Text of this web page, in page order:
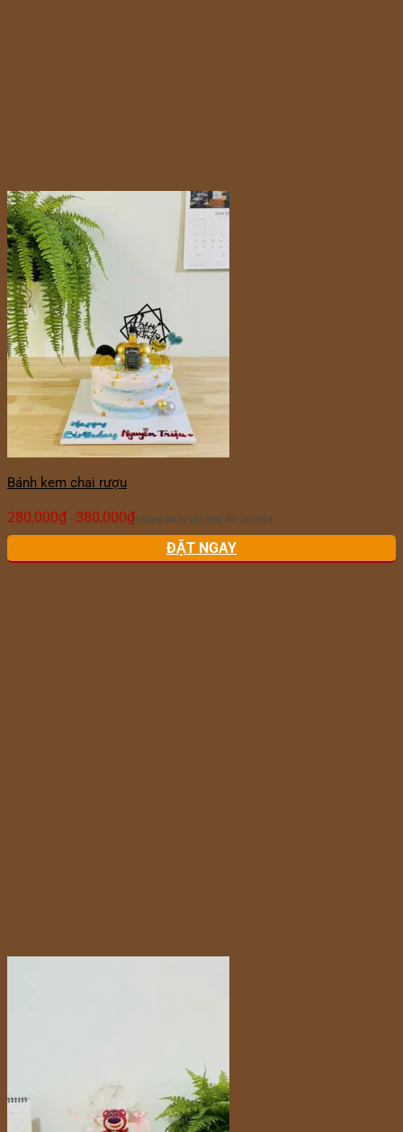
Bánh kem chai rượu
280,000₫ – 380,000₫ Khoảng giá: từ 280,000₫ đến 380,000₫
ĐẶT NGAY